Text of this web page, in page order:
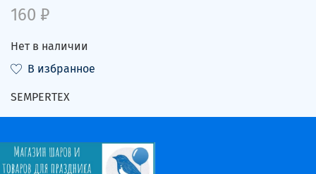
160 ₽
Нет в наличии
В избранное
SEMPERTEX